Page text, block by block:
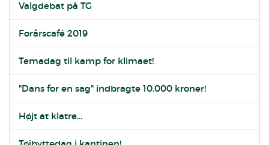
Valgdebat på TG
Forårscafé 2019
Temadag til kamp for klimaet!
"Dans for en sag" indbragte 10.000 kroner!
Højt at klatre...